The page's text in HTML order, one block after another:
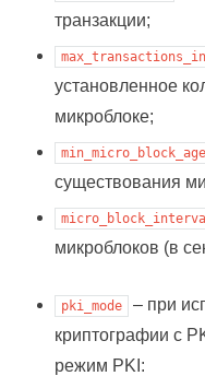
транзакции;
установленное
микроблоке;
min_micro_block_age
существования
микроблоков (в
pki_mode
– при
криптографии с
режим PKI: